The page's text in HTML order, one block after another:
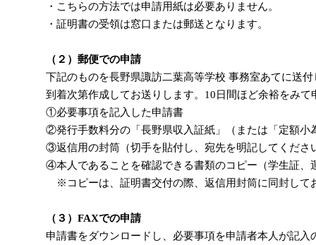
・こちらの方法では申請用紙は必要ありません。
・証明書の受領は窓口または郵送となります。
（２）郵便での申請
下記のものを長野県諏訪二葉高等学校 事務室あてに送
到着次第作成してお送りします。10日間ほど余裕をみて
①必要事項を記入した申請書
②発行手数料分の「長野県収入証紙」（または「定額
③返信用の封筒（切手を貼付し、宛先を明記してくださ
④本人であることを確認できる書類のコピー（学生証、
※コピーは、証明書交付の際、返信用封筒に同封して
（３）FAXでの申請
申請書をダウンロードし、必要事項を申請者本人が記